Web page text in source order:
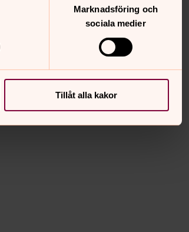
Marknadsföring och
sociala medier
Tillåt alla kakor